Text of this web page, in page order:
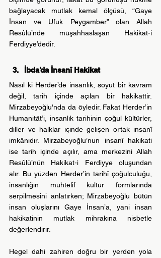
bağlayacak mutlak kemal ölçüsü, “Gaye
İnsan ve Ufuk Peygamber” olan Allah
Resûlü’nde müşahhaslaşan Hakikat-i
Ferdiyye’dedir.
İbda’da İnsanî Hakikat
Nasıl ki Herder’de insanlık, soyut bir kavram
değil, tarih içinde açılan bir hakikattir.
Mirzabeyoğlu'nda da öyledir. Fakat Herder’in
Humanität’i, insanlık tarihinin çoğul kültürler,
diller ve halklar içinde gelişen ortak insanî
imkânıdır. Mirzabeyoğlu’nun insanî hakikati
ise tarih içinde açılır, ama merkezini Allah
Resûlü’nün Hakikat-i Ferdiyye oluşundan
alır. Bu yüzden Herder’in tarihî çoğulculuğu,
insanlığın muhtelif kültür formlarında
serpilmesini anlatırken; Mirzabeyoğlu bütün
insan oluşlarını Gaye İnsan’a, yani insan
hakikatinin mutlak mihrakına nisbetle
değerlendirir.
Hegel dahi zahiren doğru bir yerden yola